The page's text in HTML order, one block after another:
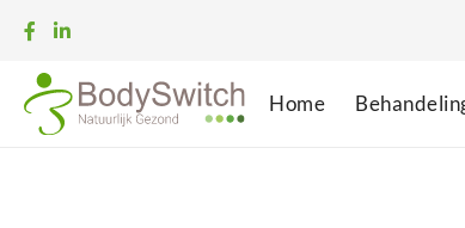
Home